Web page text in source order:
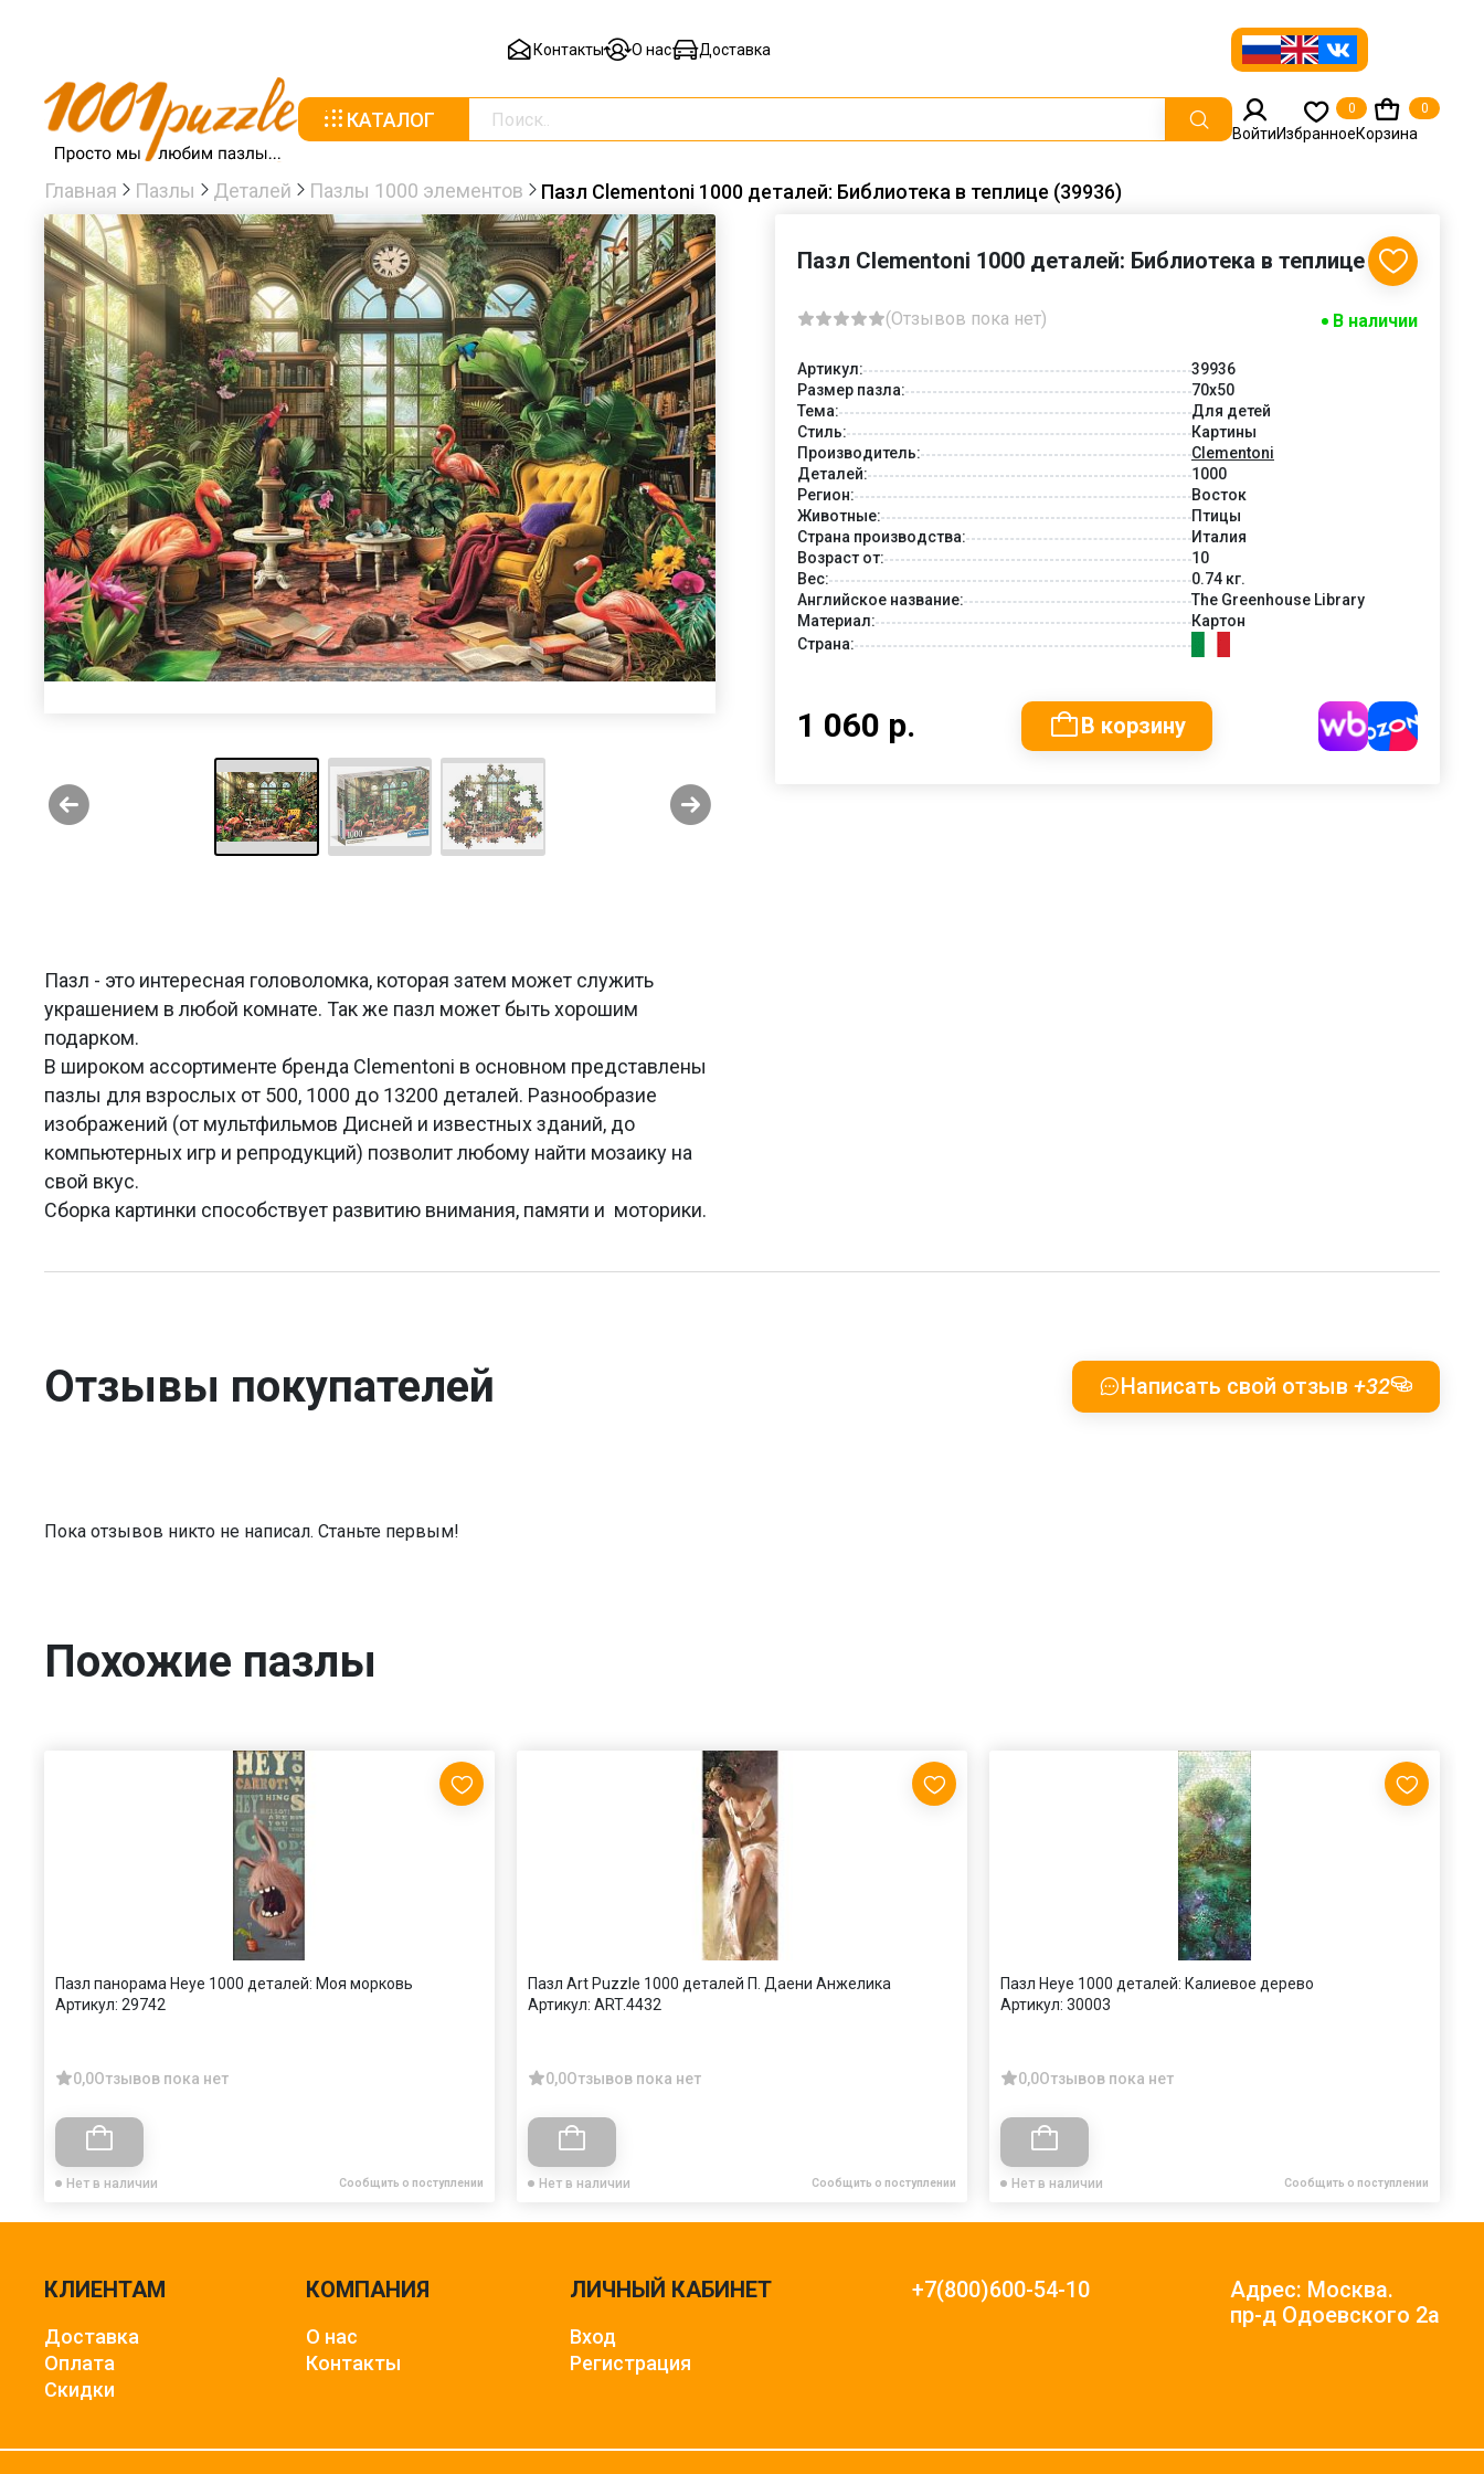
Контакты О нас Доставка
КАТАЛОГ
ВойтиИзбранное
0
Корзина
0
Главная Пазлы Деталей Пазлы 1000 элементов Пазл Clementoni 1000 деталей: Библиотека в теплице (39936)
Пазл - это интересная головоломка, которая затем может служить
украшением в любой комнате. Так же пазл может быть хорошим
подарком.
В широком ассортименте бренда Clementoni в основном представлены
пазлы для взрослых от 500, 1000 до 13200 деталей. Разнообразие
изображений (от мультфильмов Дисней и известных зданий, до
компьютерных игр и репродукций) позволит любому найти мозаику на
свой вкус.
Сборка картинки способствует развитию внимания, памяти и моторики.
Пазл Clementoni 1000 деталей: Библиотека в теплице
(Отзывов пока нет) В наличии
Артикул:
39936
Размер пазла:
70x50
Тема:
Для детей
Стиль:
Картины
Производитель:
Clementoni
Деталей:
1000
Регион:
Восток
Животные:
Птицы
Страна производства:
Италия
Возраст от:
10
Вес:
0.74 кг.
Английское название:
The Greenhouse Library
Материал:
Картон
Страна:
1 060 р. В корзину
Отзывы покупателей Написать свой отзыв +32
Пока отзывов никто не написал. Станьте первым!
Похожие пазлы
Пазл панорама Heye 1000 деталей: Моя морковь
Артикул: 29742
0,0Отзывов пока нет
Нет в наличии Сообщить о поступлении
Пазл Art Puzzle 1000 деталей П. Даени Анжелика
Артикул: ART.4432
0,0Отзывов пока нет
Нет в наличии Сообщить о поступлении
Пазл Heye 1000 деталей: Калиевое дерево
Артикул: 30003
0,0Отзывов пока нет
Нет в наличии Сообщить о поступлении
КЛИЕНТАМ
Доставка
Оплата
Скидки
КОМПАНИЯ
О нас
Контакты
ЛИЧНЫЙ КАБИНЕТ
Вход
Регистрация
+7(800)600-54-10
Адрес: Москва.
пр-д Одоевского 2а